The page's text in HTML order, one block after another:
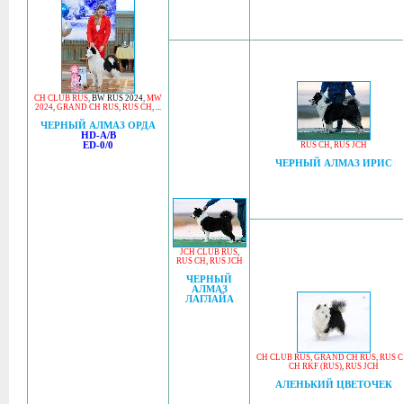
CH CLUB RUS, BW RUS 2024, MW
2024, GRAND CH RUS, RUS CH, ...
ЧЕРНЫЙ АЛМАЗ ОРДА
HD-A/B
ED-0/0
JCH CLUB RUS,
RUS CH, RUS JCH
ЧЕРНЫЙ
АЛМАЗ
ЛАГЛАЙА
RUS CH, RUS JCH
ЧЕРНЫЙ АЛМАЗ ИРИС
CH CLUB RUS, GRAND CH RUS, RUS
CH RKF (RUS), RUS JCH
АЛЕНЬКИЙ ЦВЕТОЧЕК